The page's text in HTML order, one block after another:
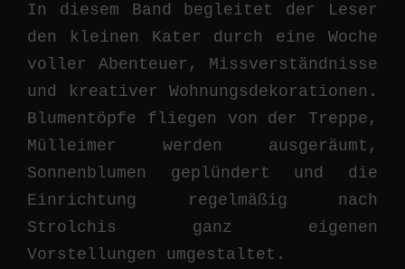
In diesem Band begleitet der Leser
den kleinen Kater durch eine Woche
voller Abenteuer, Missverständnisse
und kreativer Wohnungsdekorationen.
Blumentöpfe fliegen von der Treppe,
Mülleimer werden ausgeräumt,
Sonnenblumen geplündert und die
Einrichtung regelmäßig nach
Strolchis ganz eigenen
Vorstellungen umgestaltet.